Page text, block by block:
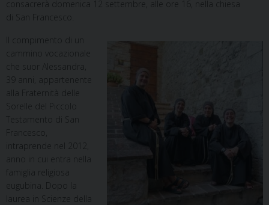
consacrerà
domenica 12 settembre, alle ore 16, nella chiesa
di San Francesco.
Il compimento di un
cammino vocazionale
che suor Alessandra,
39 anni, appartenente
alla Fraternità delle
Sorelle del Piccolo
Testamento di San
Francesco,
intraprende nel 2012,
anno in cui entra nella
famiglia religiosa
eugubina. Dopo la
laurea in Scienze della